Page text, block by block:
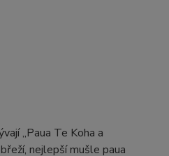
„Paua Te Koha a
nejlepší mušle paua